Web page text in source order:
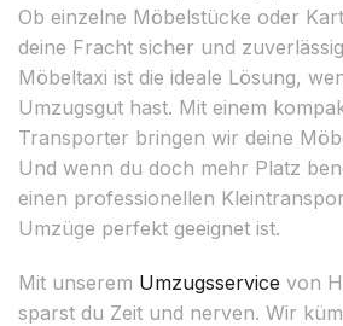
Ob einzelne Möbelstücke oder
deine Fracht sicher und
Möbeltaxi ist die ideale Lösung,
Umzugsgut hast. Mit einem
Transporter bringen wir deine
Und wenn du doch mehr Platz
einen professionellen
Umzüge perfekt geeignet ist.
Mit unserem Umzugsservice von
sparst du Zeit und nerven. Wir